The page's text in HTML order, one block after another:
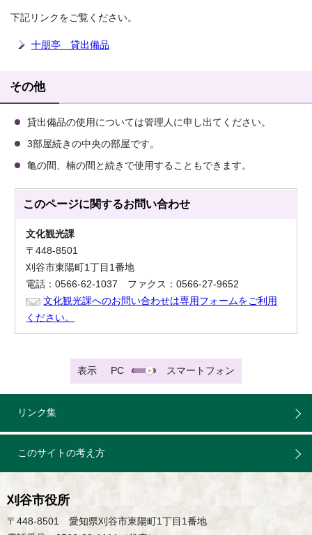
下記リンクをご覧ください。
十朋亭 貸出備品
その他
貸出備品の使用については管理人に申し出てください。
3部屋続きの中央の部屋です。
亀の間、楠の間と続きで使用することもできます。
このページに関するお問い合わせ
文化観光課
〒448-8501
刈谷市東陽町1丁目1番地
電話：0566-62-1037 ファクス：0566-27-9652
文化観光課へのお問い合わせは専用フォームをご利用
ください。
表示 PC スマートフォン
リンク集
このサイトの考え方
刈谷市役所
〒448-8501 愛知県刈谷市東陽町1丁目1番地